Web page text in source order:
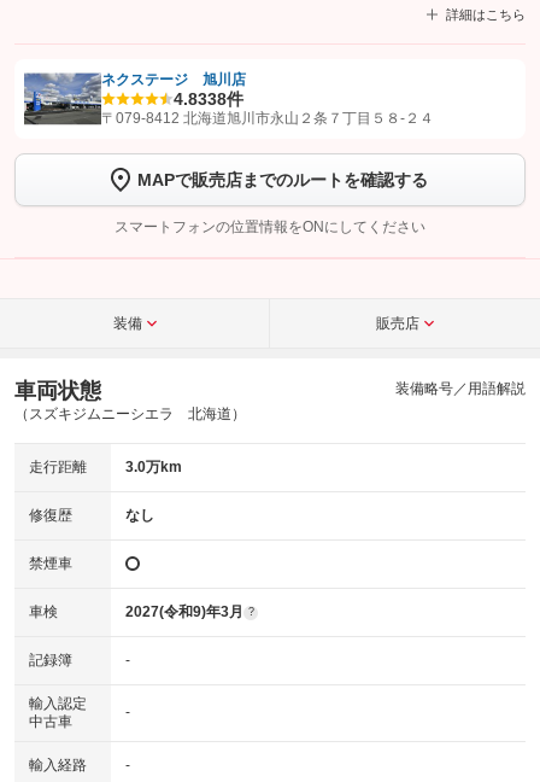
詳細はこちら
【STEP1】認証画面でグーネットを友だち追加してから「許可する」ボタンを押
トーク画面で
ボタンをタップして問い合わせを
完了してください。
こちら
ネクステージ 旭川店
4.8338件
〒079-8412 北海道旭川市永山２条７丁目５８‐２４
MAPで販売店までのルートを確認する
スマートフォンの位置情報をONにしてください
装備 販売店
車両状態
（スズキジムニーシエラ 北海道）
装備略号／用語解説
走行距離 3.0万km
修復歴 なし
禁煙車
車検 2027(令和9)年3月 ?
記録簿 -
輸入認定
中古車
-
輸入経路 -